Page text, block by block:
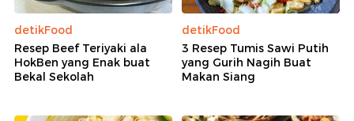
detikFood
Resep Beef Teriyaki ala
HokBen yang Enak buat
Bekal Sekolah
detikFood
3 Resep Tumis Sawi Putih
yang Gurih Nagih Buat
Makan Siang